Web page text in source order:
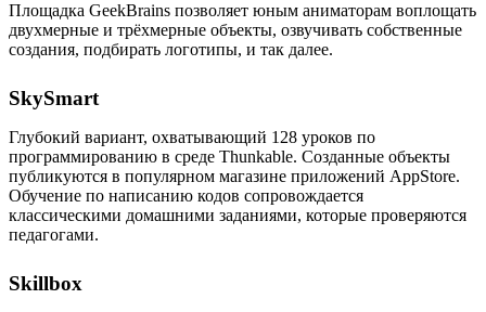
Площадка GeekBrains позволяет юным аниматорам воплощать
двухмерные и трёхмерные объекты, озвучивать собственные
создания, подбирать логотипы, и так далее.
SkySmart
Глубокий вариант, охватывающий 128 уроков по
программированию в среде Thunkable. Созданные объекты
публикуются в популярном магазине приложений AppStore.
Обучение по написанию кодов сопровождается
классическими домашними заданиями, которые проверяются
педагогами.
Skillbox